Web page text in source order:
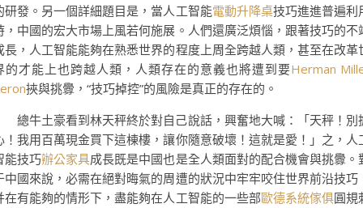
研發。另一個詳細題目是，當人工智能電動升降桌技巧進進普遍利
，中國的宏大市場上風若何施展。人們還廣泛煩惱，跟著技巧的不
長，人工智能能夠在熟悉世界的程度上周全跨越人類，甚至在改革
的才能上也跨越人類，人類存在的意義也將遭到要Herman
挾與挑釁，“技巧掉控”的風險是真正的存在的。
總牛土豪看到林天秤終於對自己說話，興奮地大喊：「天秤！別
！我用百萬現金買下這棟樓，讓你隨意破壞！這就是愛！」之，人
能技巧辦公家具成長既是中國也是全人類面對的配合機會與挑釁。
中國來說，必需在絕對晦氣的周遭的狀況中牢牢咬住世界前沿技巧
在有能夠的情形下，盡能夠在人工智能的一些部歐德系統傢俱圓規